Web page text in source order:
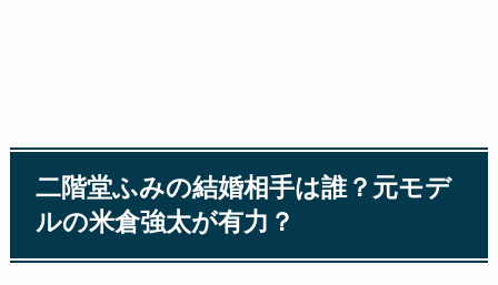
二階堂ふみの結婚相手は誰？元モデ
ルの米倉強太が有力？